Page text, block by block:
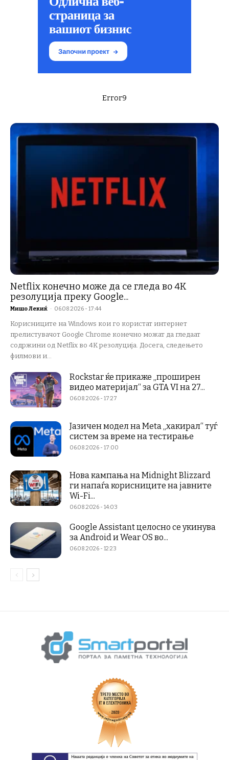
Error9
Netflix конечно може да се гледа во 4K
резолуција преку Google...
Мишо Лекиќ - 06.08.2026 - 17:44
Корисниците на Windows кои го користат интернет
прелистувачот Google Chrome конечно можат да гледаат
содржини од Netflix во 4K резолуција. Досега, следењето
филмови и...
Rockstar ќе прикаже „проширен
видео материјал“ за GTA VI на 27...
06.08.2026 - 17:27
Јазичен модел на Meta „хакирал“ туѓ
систем за време на тестирање
06.08.2026 - 17:00
Нова кампања на Midnight Blizzard
ги напаѓа корисниците на јавните
Wi-Fi...
06.08.2026 - 14:03
Google Assistant целосно се укинува
за Android и Wear OS во...
06.08.2026 - 12:23